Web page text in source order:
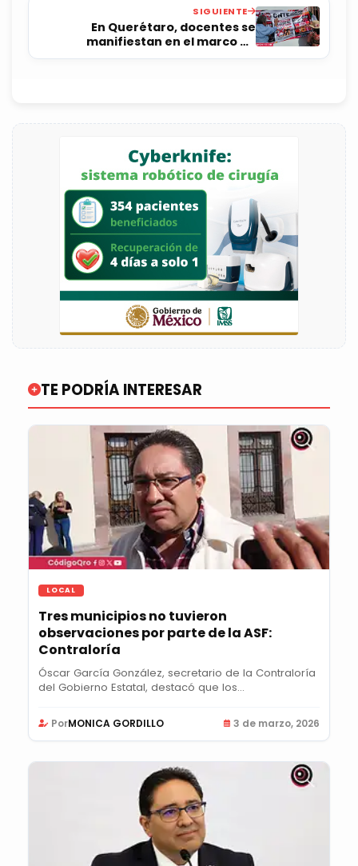
SIGUIENTE
En Querétaro, docentes se
manifiestan en el marco de
protesta de la CNTE
TE PODRÍA INTERESAR
LOCAL
Tres municipios no tuvieron
observaciones por parte de la ASF:
Contraloría
Óscar García González, secretario de la Contraloría
del Gobierno Estatal, destacó que los...
PorMONICA GORDILLO 3 de marzo, 2026